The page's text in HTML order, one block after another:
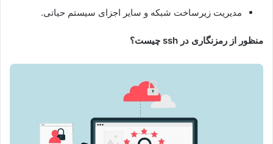
مدیریت زیرساخت شبکه و سایر اجزای سیستم حیاتی.
منظور از رمزنگاری در ssh چیست؟